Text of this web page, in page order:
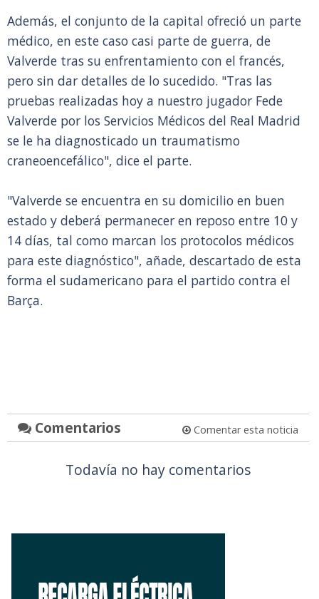
Además, el conjunto de la capital ofreció un parte
médico, en este caso casi parte de guerra, de
Valverde tras su enfrentamiento con el francés,
pero sin dar detalles de lo sucedido. "Tras las
pruebas realizadas hoy a nuestro jugador Fede
Valverde por los Servicios Médicos del Real Madrid
se le ha diagnosticado un traumatismo
craneoencefálico", dice el parte.
"Valverde se encuentra en su domicilio en buen
estado y deberá permanecer en reposo entre 10 y
14 días, tal como marcan los protocolos médicos
para este diagnóstico", añade, descartado de esta
forma el sudamericano para el partido contra el
Barça.
Comentarios Comentar esta noticia
Todavía no hay comentarios